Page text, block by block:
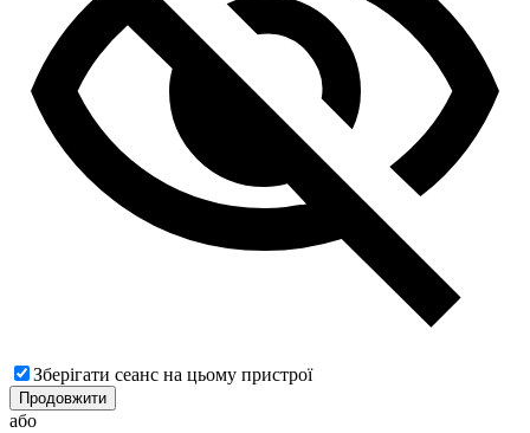
Зберігати сеанс на цьому пристрої
Продовжити
або